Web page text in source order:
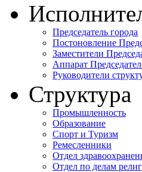
Председатель города
Постоновление
Заместители
Аппарат
Руководители
Структура
Промышленность
Образование
Спорт и Туризм
Ремесленники
Отдел
Отдел по делам